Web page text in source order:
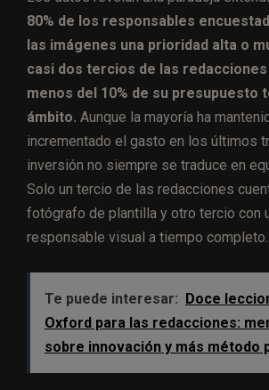
80% de los responsables
las imágenes una prioridad alta o
casi dos tercios de las
menos del 10% de su presupuesto
ámbito. Aunque la mayoría ha
incrementado el gasto en los últimos
inversión no siempre se traduce en
Solo un tercio de las redacciones
fotógrafo de plantilla y otro tercio con
responsable visual a tiempo completo.
Te puede interesar:
Doce
Oxford para las redacciones:
sobre innovación y más método